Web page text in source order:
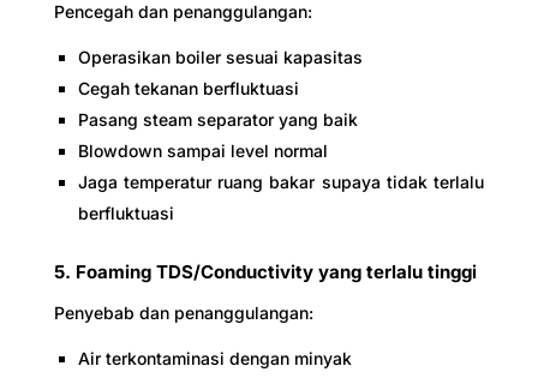
Pencegah dan penanggulangan:
Operasikan boiler sesuai kapasitas
Cegah tekanan berfluktuasi
Pasang steam separator yang baik
Blowdown sampai level normal
Jaga temperatur ruang bakar supaya tidak terlalu
berfluktuasi
5. Foaming TDS/Conductivity yang terlalu tinggi
Penyebab dan penanggulangan:
Air terkontaminasi dengan minyak